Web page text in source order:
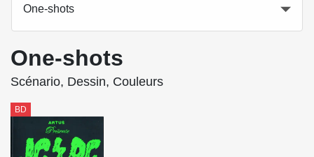
One-shots
One-shots
Scénario, Dessin, Couleurs
BD